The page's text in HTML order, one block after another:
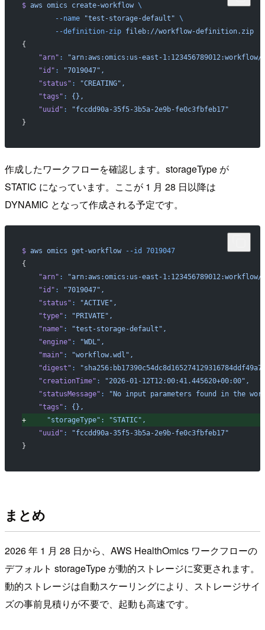
$ aws omics create-workflow \
        --name
"test-storage-default" \
        --definition-zip
fileb://workflow-definition.zip
{
    "arn"
:
"arn:aws:omics:us-east-1:123456789012:workflow/
    "id"
:
"7019047",
    "status"
:
"CREATING",
    "tags"
:
{},
    "uuid"
:
"fccdd90a-35f5-3b5a-2e9b-fe0c3fbfeb17"
}
作成したワークフローを確認します。storageType が
STATIC になっています。ここが 1 月 28 日以降は
DYNAMIC となって作成される予定です。
$ aws omics get-workflow --id
7019047
{
   "arn"
:
"arn:aws:omics:us-east-1:123456789012:workflow/
   "id"
:
"7019047",
   "status"
:
"ACTIVE",
   "type"
:
"PRIVATE",
   "name"
:
"test-storage-default",
   "engine"
:
"WDL",
   "main"
:
"workflow.wdl",
   "digest"
:
   "creationTime"
:
"2026-01-12T12:00:41.445620+00:00",
   "statusMessage"
:
"No input parameters found in the
   "tags"
:
{},
+
     "storageType":
"STATIC",
   "uuid"
:
"fccdd90a-35f5-3b5a-2e9b-fe0c3fbfeb17"
}
まとめ
2026 年 1 月 28 日から、AWS HealthOmics ワークフローの
デフォルト storageType が動的ストレージに変更されます。
動的ストレージは自動スケーリングにより、ストレージサイ
ズの事前見積りが不要で、起動も高速です。